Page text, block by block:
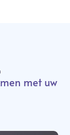
met uw